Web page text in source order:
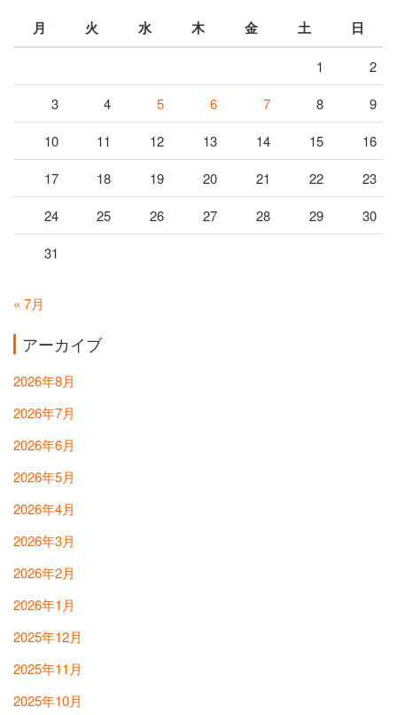
月 火 水 木 金 土 日
1
2
3
4 5 6 7 8
9
10
11 12 13 14 15
16
17
18 19 20 21 22
23
24
25 26 27 28 29
30
31
« 7月
アーカイブ
2026年8月
2026年7月
2026年6月
2026年5月
2026年4月
2026年3月
2026年2月
2026年1月
2025年12月
2025年11月
2025年10月